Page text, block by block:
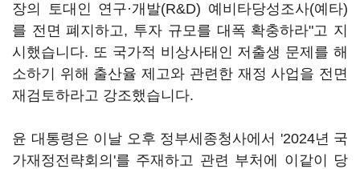
장의 토대인 연구·개발(R&D) 예비타당성조사(예타)
를 전면 폐지하고, 투자 규모를 대폭 확충하라"고 지
시했습니다. 또 국가적 비상사태인 저출생 문제를 해
소하기 위해 출산율 제고와 관련한 재정 사업을 전면
재검토하라고 강조했습니다.
윤 대통령은 이날 오후 정부세종청사에서 '2024년 국
가재정전략회의'를 주재하고 관련 부처에 이같이 당